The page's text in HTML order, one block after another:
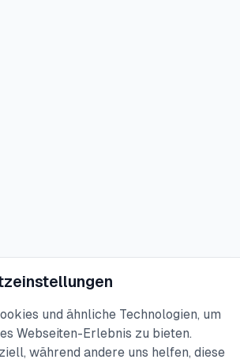
und ähnliche Technologien, um
Webseiten-Erlebnis zu bieten.
während andere uns helfen, diese